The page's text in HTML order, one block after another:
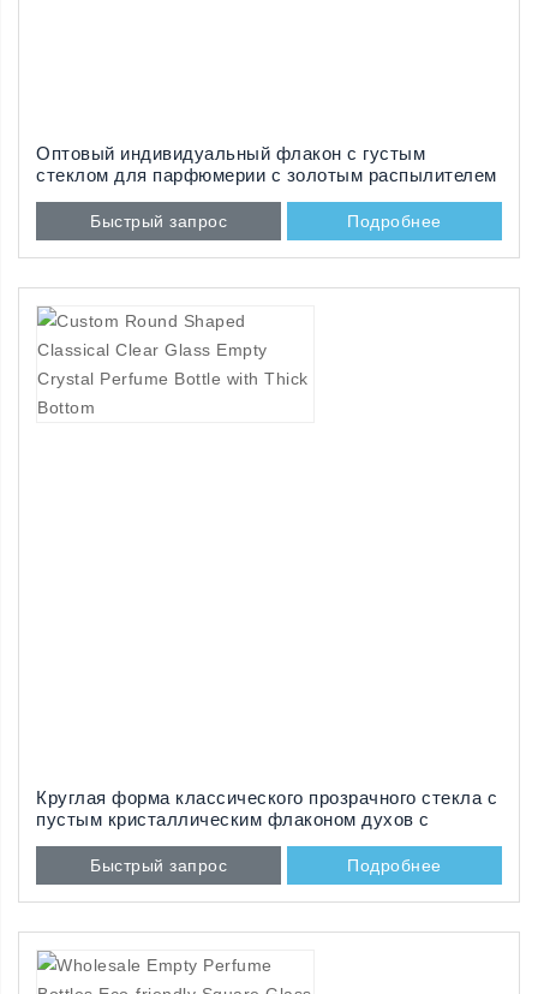
Оптовый индивидуальный флакон с густым
стеклом для парфюмерии с золотым распылителем
Быстрый запрос Подробнее
Круглая форма классического прозрачного стекла с
пустым кристаллическим флаконом духов с
Быстрый запрос Подробнее